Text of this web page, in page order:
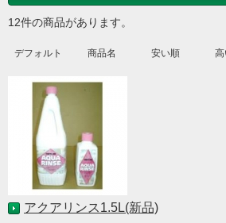
12件の商品があります。
デフォルト 商品名 安い順 高
アクアリンス1.5L(新品)